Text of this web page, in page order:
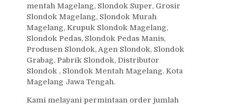
mentah Magelang, Slondok Super, Grosir
Slondok Magelang, Slondok Murah
Magelang, Krupuk Slondok Magelang,
Slondok Pedas, Slondok Pedas Manis,
Produsen Slondok, Agen Slondok, Slondok
Grabag, Pabrik Slondok, Distributor
Slondok , Slondok Mentah Magelang. Kota
Magelang Jawa Tengah.
Kami melayani permintaan order jumlah